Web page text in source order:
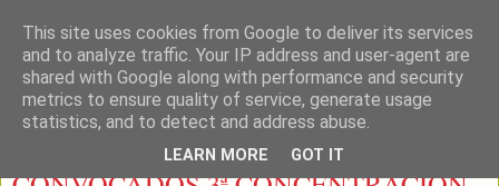
LEON PADEL
viernes, 15 de mayo de 2015
This site uses cookies from Google to deliver its services
and to analyze traffic. Your IP address and user-agent are
shared with Google along with performance and security
metrics to ensure quality of service, generate usage
statistics, and to detect and address abuse.
LEARN MORE GOT IT